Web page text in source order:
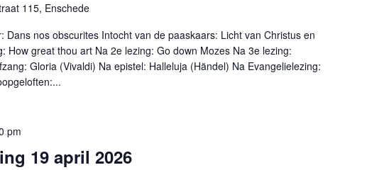
115, Enschede
Dans nos obscurites Intocht van de paaskaars: Licht van Christus en
How great thou art Na 2e lezing: Go down Mozes Na 3e lezing:
Gloria (Vivaldi) Na epistel: Halleluja (Händel) Na Evangelielezing:
19 april 2026
pm